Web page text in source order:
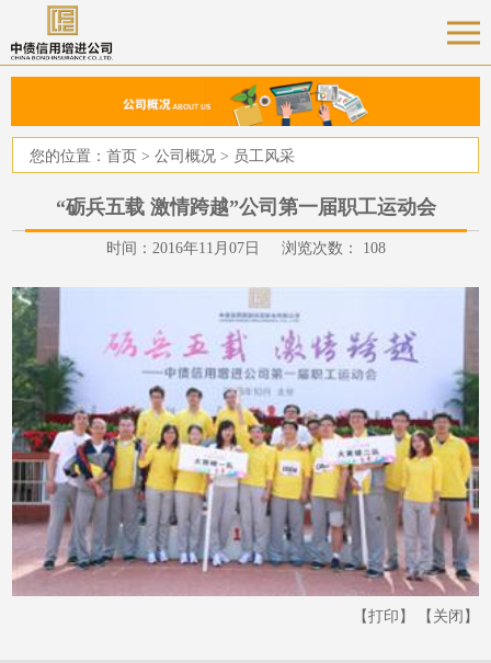
您的位置：首页 >公司概况 > 员工风采
“砺兵五载 激情跨越”公司第一届职工运动会
时间：2016年11月07日 浏览次数： 108
【打印】 【关闭】